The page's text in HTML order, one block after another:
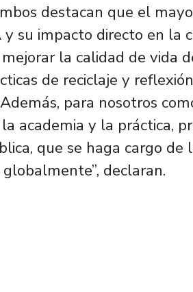
destacan que el
su impacto directo en la
la calidad de vida
de reciclaje y
para nosotros
academia y la práctica,
que se haga cargo de
declaran.